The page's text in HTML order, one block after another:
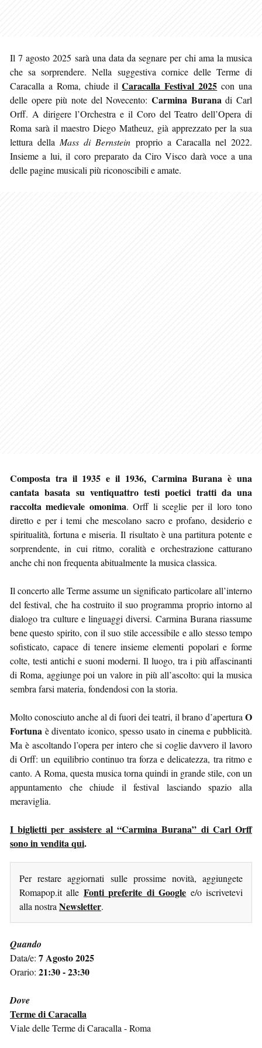
Il 7 agosto 2025 sarà una data da segnare per chi ama la musica
che sa sorprendere. Nella suggestiva cornice delle Terme di
Caracalla a Roma, chiude ilCaracalla Festival 2025 con una
delle opere più note del Novecento: Carmina Burana di Carl
Orff. A dirigere l’Orchestra e il Coro del Teatro dell’Opera di
Roma sarà il maestro Diego Matheuz, già apprezzato per la sua
lettura della Mass di Bernstein proprio a Caracalla nel 2022.
Insieme a lui, il coro preparato da Ciro Visco darà voce a una
delle pagine musicali più riconoscibili e amate.
Composta tra il 1935 e il 1936, Carmina Burana è una
cantata basata su ventiquattro testi poetici tratti da una
raccolta medievale omonima. Orff li sceglie per il loro tono
diretto e per i temi che mescolano sacro e profano, desiderio e
spiritualità, fortuna e miseria. Il risultato è una partitura potente e
sorprendente, in cui ritmo, coralità e orchestrazione catturano
anche chi non frequenta abitualmente la musica classica.
Il concerto alle Terme assume un significato particolare all’interno
del festival, che ha costruito il suo programma proprio intorno al
dialogo tra culture e linguaggi diversi. Carmina Burana riassume
bene questo spirito, con il suo stile accessibile e allo stesso tempo
sofisticato, capace di tenere insieme elementi popolari e forme
colte, testi antichi e suoni moderni. Il luogo, tra i più affascinanti
di Roma, aggiunge poi un valore in più all’ascolto: qui la musica
sembra farsi materia, fondendosi con la storia.
Molto conosciuto anche al di fuori dei teatri, il brano d’apertura O
Fortuna è diventato iconico, spesso usato in cinema e pubblicità.
Ma è ascoltando l’opera per intero che si coglie davvero il lavoro
di Orff: un equilibrio continuo tra forza e delicatezza, tra ritmo e
canto. A Roma, questa musica torna quindi in grande stile, con un
appuntamento che chiude il festival lasciando spazio alla
meraviglia.
I biglietti per assistere al “Carmina Burana” di Carl Orff
sono in vendita qui.
Per restare aggiornati sulle prossime novità, aggiungete
Romapop.it alle Fonti preferite di Google e/o iscrivetevi
alla nostra Newsletter.
Quando
Data/e: 7 Agosto 2025
Orario: 21:30 - 23:30
Dove
Terme di Caracalla
Viale delle Terme di Caracalla - Roma